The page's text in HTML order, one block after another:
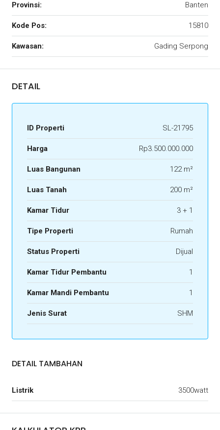
Provinsi: Banten
Kode Pos: 15810
Kawasan: Gading Serpong
DETAIL
ID Properti SL-21795
Harga Rp3.500.000.000
Luas Bangunan 122 m²
Luas Tanah 200 m²
Kamar Tidur 3 + 1
Tipe Properti Rumah
Status Properti Dijual
Kamar Tidur Pembantu 1
Kamar Mandi Pembantu 1
Jenis Surat SHM
DETAIL TAMBAHAN
Listrik 3500watt